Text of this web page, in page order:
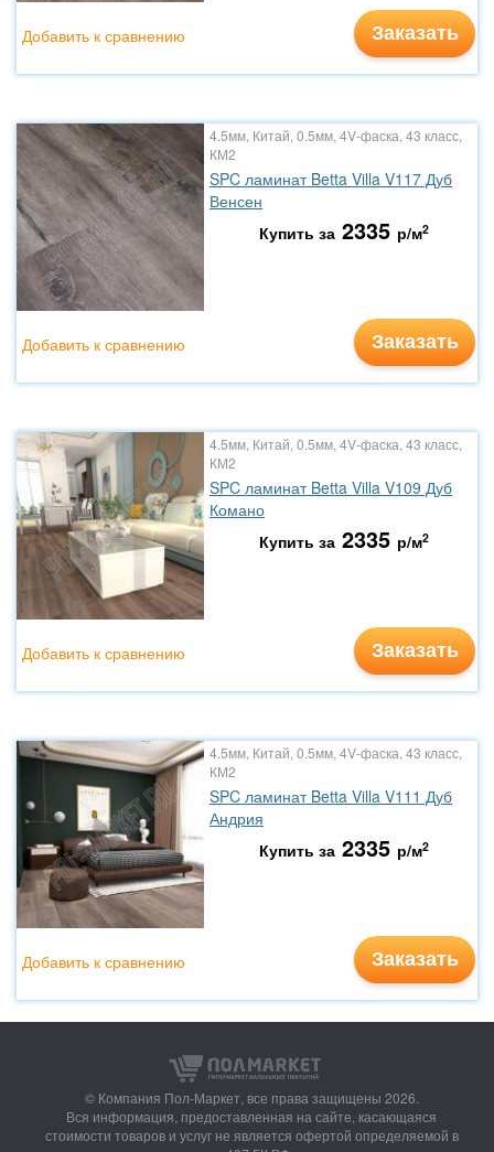
Заказать
Добавить к сравнению
4.5мм, Китай, 0.5мм, 4V-фаска, 43 класс,
КМ2
SPC ламинат Betta Villa V117 Дуб
Венсен
Купить за 2335 р/м2
Заказать
Добавить к сравнению
4.5мм, Китай, 0.5мм, 4V-фаска, 43 класс,
КМ2
SPC ламинат Betta Villa V109 Дуб
Комано
Купить за 2335 р/м2
Заказать
Добавить к сравнению
4.5мм, Китай, 0.5мм, 4V-фаска, 43 класс,
КМ2
SPC ламинат Betta Villa V111 Дуб
Андрия
Купить за 2335 р/м2
Заказать
Добавить к сравнению
© Компания Пол-Маркет, все права защищены 2026.
Вся информация, предоставленная на сайте, касающаяся
стоимости товаров и услуг не является офертой определяемой в